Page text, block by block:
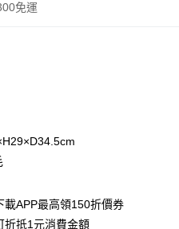
免運
載APP最高領150折價券
折抵1元消費金額